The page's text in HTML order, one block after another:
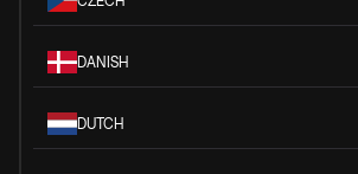
DANISH
DUTCH